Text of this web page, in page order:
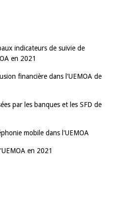
indicateurs de suivie de
en 2021
financière dans l'UEMOA de
par les banques et les SFD de
mobile dans l'UEMOA
en 2021